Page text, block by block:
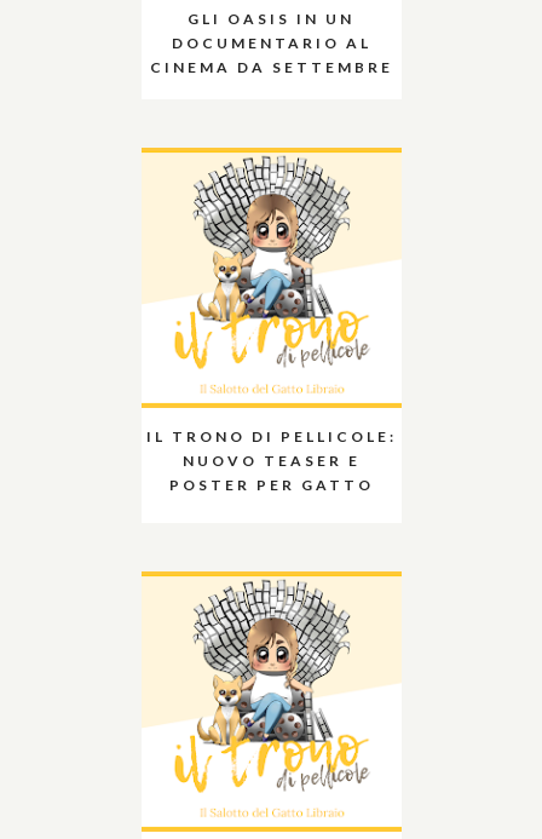
GLI OASIS IN UN
DOCUMENTARIO AL
CINEMA DA SETTEMBRE
IL TRONO DI PELLICOLE:
NUOVO TEASER E
POSTER PER GATTO